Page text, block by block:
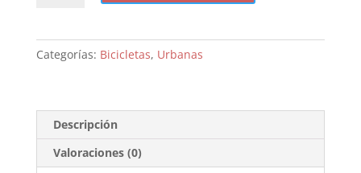
cantidad
Categorías: Bicicletas, Urbanas
Descripción
Valoraciones (0)